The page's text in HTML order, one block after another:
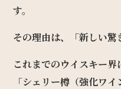
す。
その理由は、「新しい驚
これまでのウイスキー界
「シェリー樽（強化ワイ